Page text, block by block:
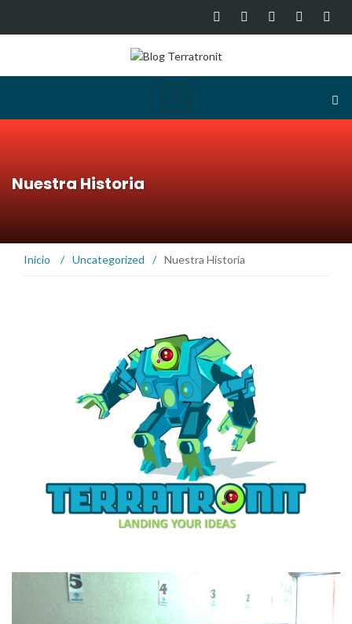
Nuestra Historia
Inicio / Uncategorized / Nuestra Historia